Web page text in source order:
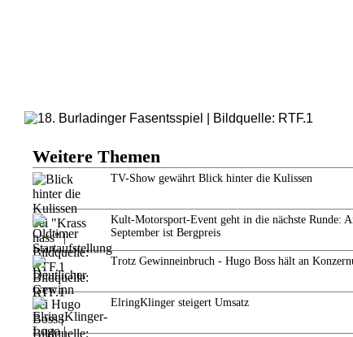
Weitere Themen
TV-Show gewährt Blick hinter die Kulissen
Kult-Motorsport-Event geht in die nächste Runde:
September ist Bergpreis
Trotz Gewinneinbruch - Hugo Boss hält an
ElringKlinger steigert Umsatz